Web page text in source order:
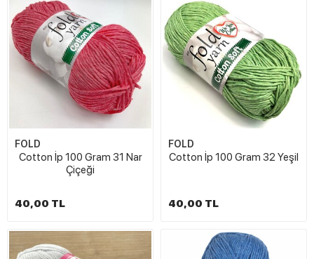
FOLD
Cotton İp 100 Gram 31 Nar
Çiçeği
40,00 TL
FOLD
Cotton İp 100 Gram 32 Yeşil
40,00 TL